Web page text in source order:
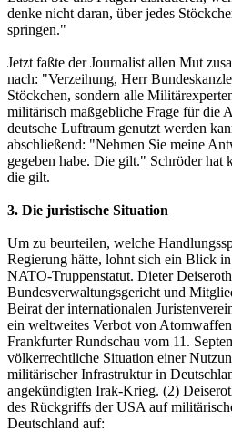
denke nicht daran, über jedes
springen."
Jetzt faßte der Journalist allen Mut
nach: "Verzeihung, Herr
Stöckchen, sondern alle
militärisch maßgebliche Frage für die
deutsche Luftraum genutzt werden
abschließend: "Nehmen Sie meine
gegeben habe. Die gilt." Schröder hat
die gilt.
3. Die juristische Situation
Um zu beurteilen, welche
Regierung hätte, lohnt sich ein Blick
NATO-Truppenstatut. Dieter
Bundesverwaltungsgericht und
Beirat der internationalen
ein weltweites Verbot von
Frankfurter Rundschau vom 11.
völkerrechtliche Situation einer
militärischer Infrastruktur in
angekündigten Irak-Krieg. (2)
des Rückgriffs der USA auf
Deutschland auf: